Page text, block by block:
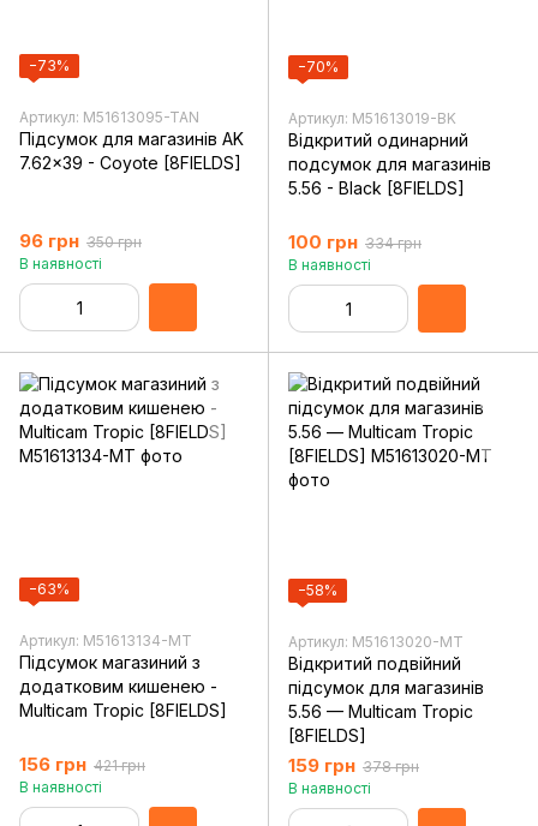
−73%
Артикул: M51613095-TAN
Підсумок для магазинів AK
7.62x39 - Coyote [8FIELDS]
96 грн 350 грн
В наявності
−70%
Артикул: M51613019-BK
Відкритий одинарний
подсумок для магазинів
5.56 - Black [8FIELDS]
100 грн 334 грн
В наявності
−63%
Артикул: M51613134-MT
Підсумок магазиний з
додатковим кишенею -
Multicam Tropic [8FIELDS]
156 грн 421 грн
В наявності
−58%
Артикул: M51613020-MT
Відкритий подвійний
підсумок для магазинів
5.56 — Multicam Tropic
[8FIELDS]
159 грн 378 грн
В наявності